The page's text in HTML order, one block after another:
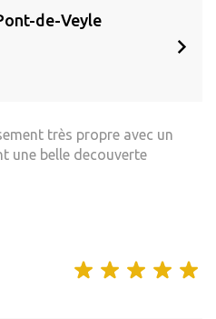
de-Veyle
très propre avec un
une belle decouverte